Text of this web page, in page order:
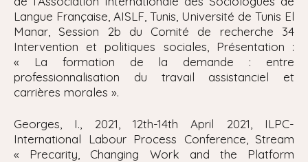
Langue Française, AISLF, Tunis, Université de Tunis El
Manar, Session 2b du Comité de recherche 34
Intervention et politiques sociales, Présentation :
« La formation de la demande : entre
professionnalisation du travail assistanciel et
carrières morales ».
Georges, I., 2021, 12th-14th April 2021, ILPC-
International Labour Process Conference, Stream
« Precarity, Changing Work and the Platform